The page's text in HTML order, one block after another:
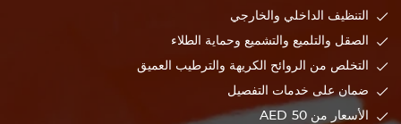
التنظيف الداخلي والخارجي
الصقل والتلميع والتشميع وحماية الطلاء
التخلص من الروائح الكريهة والترطيب العميق
ضمان على خدمات التفصيل
الأسعار من 50
AED